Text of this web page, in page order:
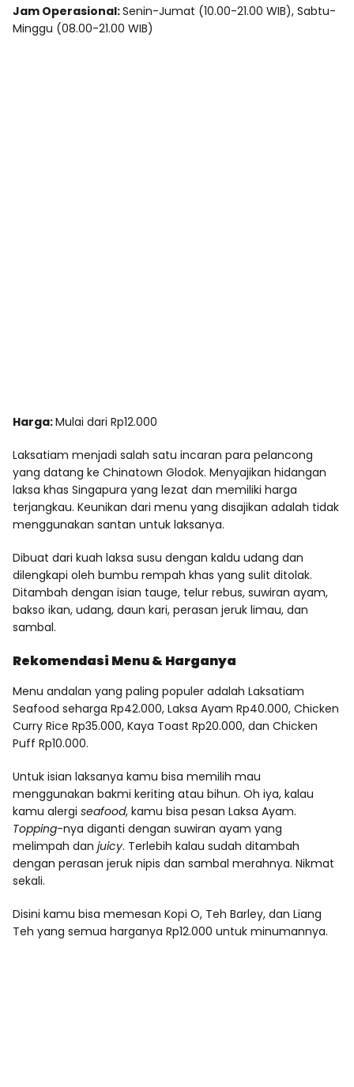
Jam Operasional:Senin-Jumat (10.00-21.00 WIB), Sabtu-
Minggu (08.00-21.00 WIB)
Harga:Mulai dari Rp12.000
Laksatiam menjadi salah satu incaran para pelancong
yang datang ke Chinatown Glodok. Menyajikan hidangan
laksa khas Singapura yang lezat dan memiliki harga
terjangkau. Keunikan dari menu yang disajikan adalah tidak
menggunakan santan untuk laksanya.
Dibuat dari kuah laksa susu dengan kaldu udang dan
dilengkapi oleh bumbu rempah khas yang sulit ditolak.
Ditambah dengan isian tauge, telur rebus, suwiran ayam,
bakso ikan, udang, daun kari, perasan jeruk limau, dan
sambal.
Rekomendasi Menu & Harganya
Menu andalan yang paling populer adalah Laksatiam
Seafood seharga Rp42.000, Laksa Ayam Rp40.000, Chicken
Curry Rice Rp35.000, Kaya Toast Rp20.000, dan Chicken
Puff Rp10.000.
Untuk isian laksanya kamu bisa memilih mau
menggunakan bakmi keriting atau bihun. Oh iya, kalau
kamu alergi seafood, kamu bisa pesan Laksa Ayam.
Topping-nya diganti dengan suwiran ayam yang
melimpah dan juicy. Terlebih kalau sudah ditambah
dengan perasan jeruk nipis dan sambal merahnya. Nikmat
sekali.
Disini kamu bisa memesan Kopi O, Teh Barley, dan Liang
Teh yang semua harganya Rp12.000 untuk minumannya.